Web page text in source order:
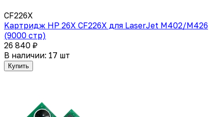
CF226X
Kартридж HP 26X CF226X для LaserJet M402/M426
(9000 стр)
26 840 ₽
В наличии: 17 шт
Купить